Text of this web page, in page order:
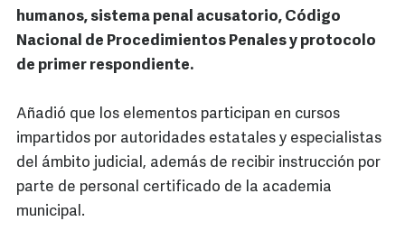
humanos, sistema penal acusatorio, Código
Nacional de Procedimientos Penales y protocolo
de primer respondiente.
Añadió que los elementos participan en cursos
impartidos por autoridades estatales y especialistas
del ámbito judicial, además de recibir instrucción por
parte de personal certificado de la academia
municipal.